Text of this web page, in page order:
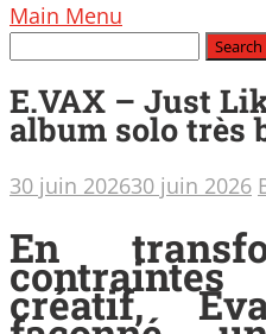
Main Menu
E.VAX – Just
album solo très
30 juin 202630 juin 2026
En
créatif,